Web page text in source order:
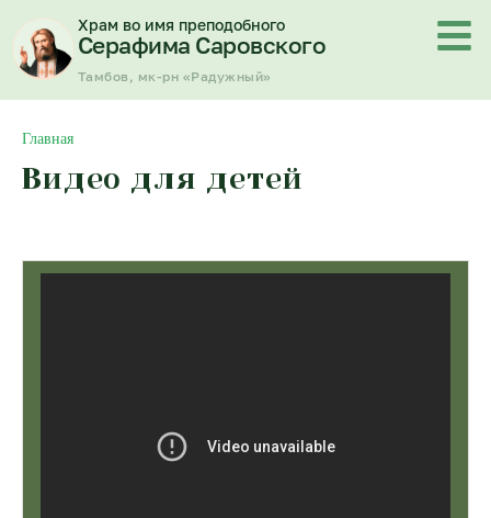
содержимому
Храм во имя преподобного
Серафима Саровского
Тамбов, мк-рн «Радужный»
Главная
Видео для детей